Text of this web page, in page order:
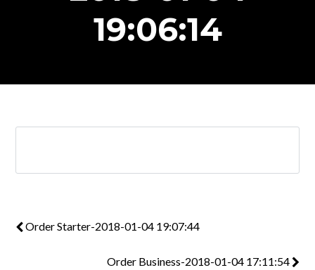
19:06:14
Order Starter-2018-01-04 19:07:44
Order Business-2018-01-04 17:11:54